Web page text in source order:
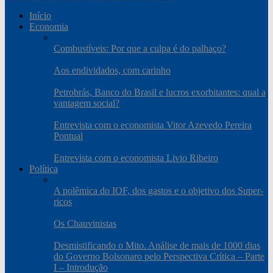
Início
Economia
Combustíveis: Por que a culpa é do palhaço?
Aos endividados, com carinho
Petrobrás, Banco do Brasil e lucros exorbitantes: qual a
vantagem social?
Entrevista com o economista Vitor Azevedo Pereira
Pontual
Entrevista com o economista Livio Ribeiro
Política
A polêmica do IOF, dos gastos e o objetivo dos Super-
ricos
Os Chauvinistas
Desmistificando o Mito. Análise de mais de 1000 dias
do Governo Bolsonaro pelo Perspectiva Crítica – Parte
I – Introdução